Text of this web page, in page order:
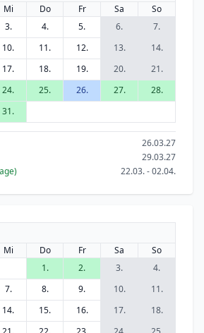
Mi Do Fr Sa
So
3. 4. 5. 6.
7.
10. 11. 12. 13.
14.
17. 18. 19. 20.
21.
24. 25. 26. 27.
28.
31.
26.03.27
29.03.27
22.03. - 02.04.
Mi Do Fr Sa
So
1.
2. 3.
4.
7. 8. 9. 10.
11.
14. 15. 16. 17.
18.